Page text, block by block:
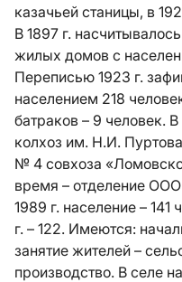
казачьей станицы, в
В 1897 г.
жилых домов с
Переписью 1923 г.
населением 218
батраков – 9 человек.
колхоз им. Н.И.
№ 4 совхоза
время – отделение
1989 г. население – 141
г. – 122. Имеются:
занятие жителей –
производство. В селе